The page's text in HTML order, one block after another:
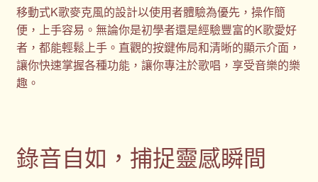
移動式K歌麥克風的設計以使用者體驗為優先，操作簡
便，上手容易。無論你是初學者還是經驗豐富的K歌愛好
者，都能輕鬆上手。直觀的按鍵佈局和清晰的顯示介面，
讓你快速掌握各種功能，讓你專注於歌唱，享受音樂的樂
趣。
錄音自如，捕捉靈感瞬間